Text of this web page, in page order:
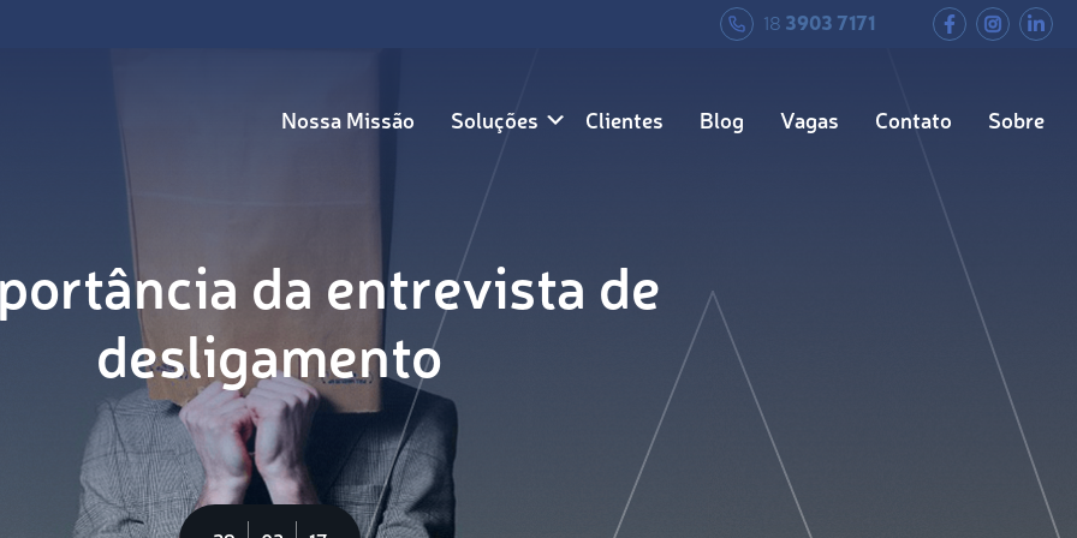
18 3903 7171
Nossa Missão Soluções Clientes Blog Vagas Contato Sobre
da entrevista de
desligamento